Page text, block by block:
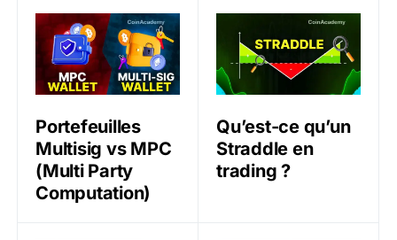
Portefeuilles Multisig vs MPC (Multi Party
Portefeuilles
Multisig vs MPC
(Multi Party
Computation)
Qu’est-ce qu’un Straddle
Qu’est-ce qu’un
Straddle en
trading ?